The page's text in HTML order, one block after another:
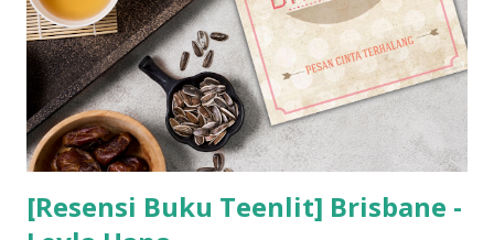
[Resensi Buku Teenlit] Brisbane -